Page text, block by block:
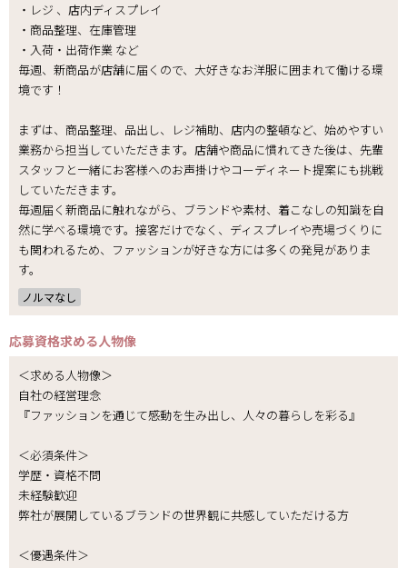
・レジ 、店内ディスプレイ
・商品整理、在庫管理
・入荷・出荷作業 など
毎週、新商品が店舗に届くので、大好きなお洋服に囲まれて働ける環
境です！
まずは、商品整理、品出し、レジ補助、店内の整頓など、始めやすい
業務から担当していただきます。店舗や商品に慣れてきた後は、先輩
スタッフと一緒にお客様へのお声掛けやコーディネート提案にも挑戦
していただきます。
毎週届く新商品に触れながら、ブランドや素材、着こなしの知識を自
然に学べる環境です。接客だけでなく、ディスプレイや売場づくりに
も関われるため、ファッションが好きな方には多くの発見がありま
す。
ノルマなし
応募資格求める人物像
＜求める人物像＞
自社の経営理念
『ファッションを通じて感動を生み出し、人々の暮らしを彩る』
＜必須条件＞
学歴・資格不問
未経験歓迎
弊社が展開しているブランドの世界観に共感していただける方
＜優遇条件＞